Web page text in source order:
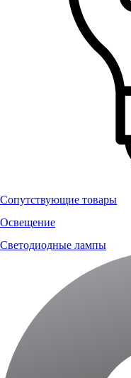
Сопутствующие товары
Освещение
Светодиодные лампы